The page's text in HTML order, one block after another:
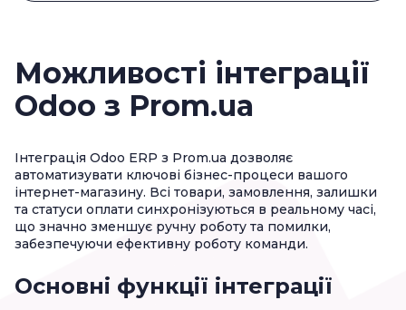
Можливості інтеграції
Odoo з Prom.ua
Інтеграція Odoo ERP з Prom.ua дозволяє
автоматизувати ключові бізнес-процеси вашого
інтернет-магазину. Всі товари, замовлення, залишки
та статуси оплати синхронізуються в реальному часі,
що значно зменшує ручну роботу та помилки,
забезпечуючи ефективну роботу команди.
Основні функції інтеграції